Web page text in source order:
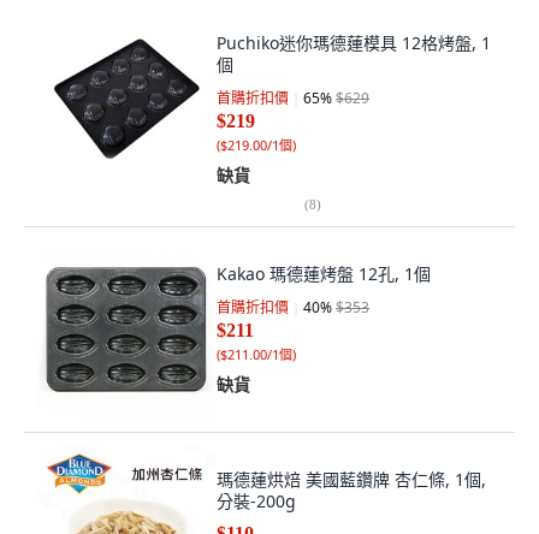
Puchiko迷你瑪德蓮模具 12格烤盤, 1
個
首購折扣價 65%$629
$219
($219.00/1個)
缺貨
(8)
Kakao 瑪德蓮烤盤 12孔, 1個
首購折扣價 40%$353
$211
($211.00/1個)
缺貨
瑪德蓮烘焙 美國藍鑽牌 杏仁條, 1個,
分裝-200g